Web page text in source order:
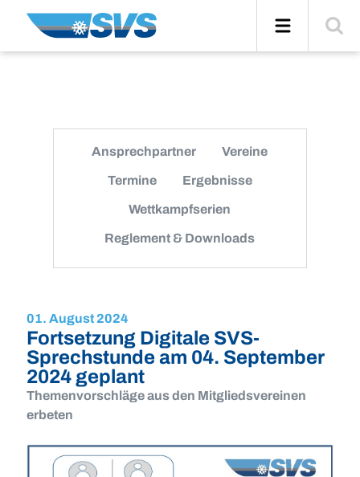
Inhalt
Ansprechpartner Vereine
Termine Ergebnisse
Wettkampfserien
Reglement & Downloads
01. August 2024
Fortsetzung Digitale SVS-
Sprechstunde am 04. September
2024 geplant
Themenvorschläge aus den Mitgliedsvereinen
erbeten